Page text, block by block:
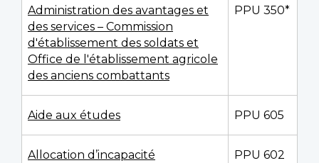
Administration des avantages et
des services – Commission
d'établissement des soldats et
Office de l'établissement agricole
des anciens combattants
PPU 350*
Aide aux études PPU 605
Allocation d’incapacité
PPU 602